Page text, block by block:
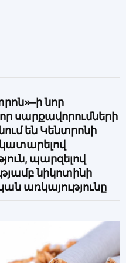
նոր
սարքավորումների
են Կենտրոնի
կատարելով
պարզելով
նիկոտինի
առկայությունը